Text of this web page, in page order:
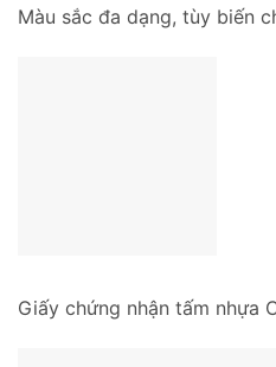
Màu sắc đa dạng, tùy biến
Giấy chứng nhận tấm nhựa